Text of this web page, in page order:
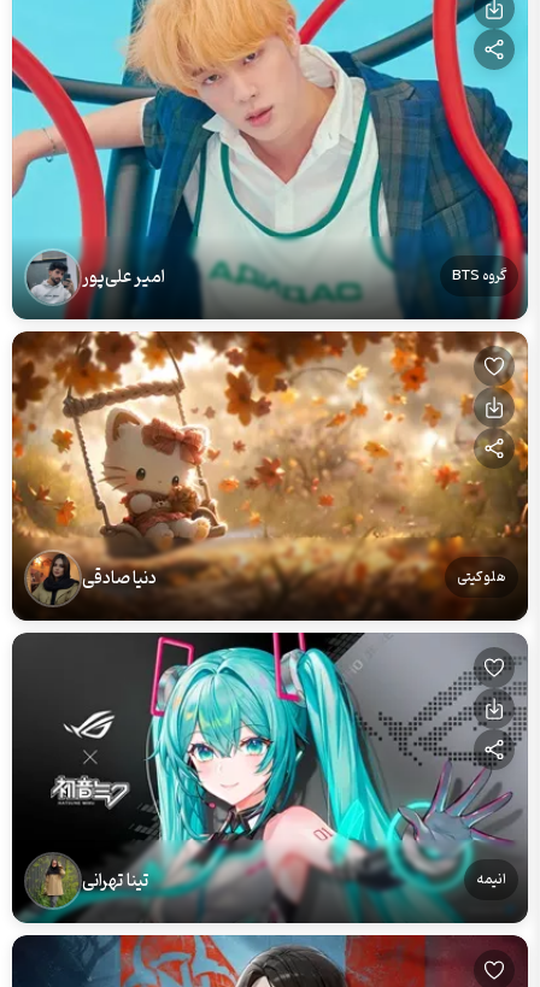
گروه BTS امیر علی‌پور
هلو کیتی دنیا صادقی
انیمه تینا تهرانی